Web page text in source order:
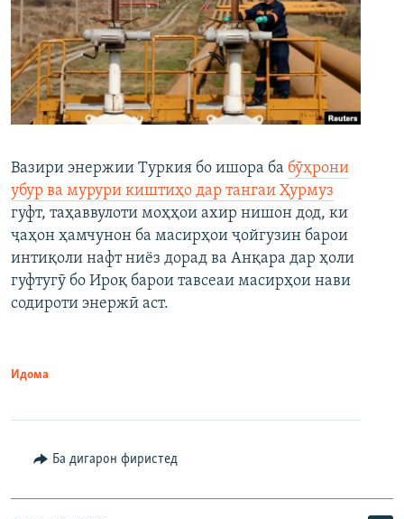
Вазири энержии Туркия бо ишора ба бӯҳрони
убур ва мурури киштиҳо дар тангаи Ҳурмуз
гуфт, таҳаввулоти моҳҳои ахир нишон дод, ки
ҷаҳон ҳамчунон ба масирҳои ҷойгузин барои
интиқоли нафт ниёз дорад ва Анқара дар ҳоли
гуфтугӯ бо Ироқ барои тавсеаи масирҳои нави
содироти энержӣ аст.
Идома
Ба дигарон фиристед